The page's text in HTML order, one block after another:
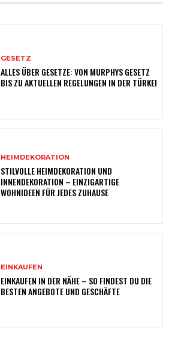
GESETZ
ALLES ÜBER GESETZE: VON MURPHYS GESETZ
BIS ZU AKTUELLEN REGELUNGEN IN DER TÜRKEI
HEIMDEKORATION
STILVOLLE HEIMDEKORATION UND
INNENDEKORATION – EINZIGARTIGE
WOHNIDEEN FÜR JEDES ZUHAUSE
EINKAUFEN
EINKAUFEN IN DER NÄHE – SO FINDEST DU DIE
BESTEN ANGEBOTE UND GESCHÄFTE